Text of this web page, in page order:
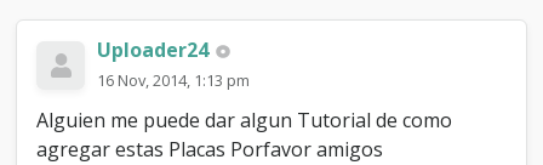
Uploader24
16 Nov, 2014, 1:13 pm
Alguien me puede dar algun Tutorial de como
agregar estas Placas Porfavor amigos